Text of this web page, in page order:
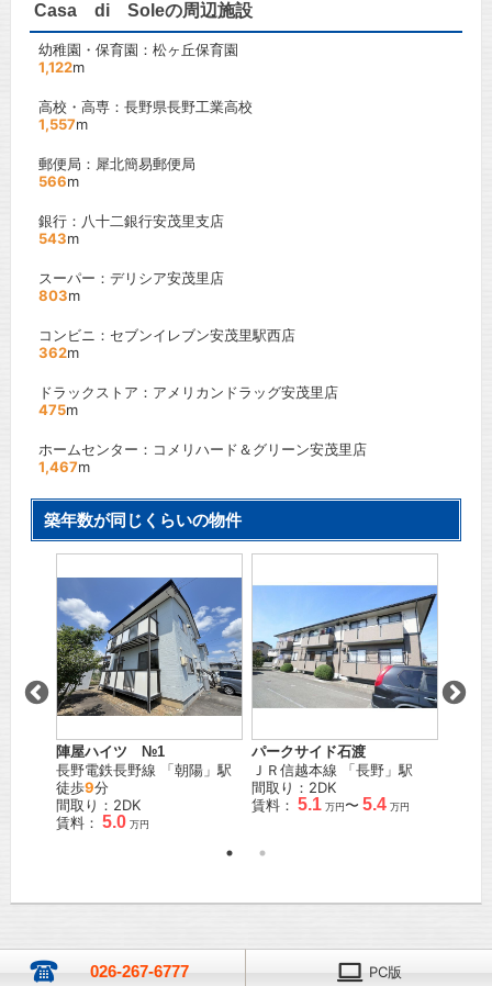
Casa di Soleの周辺施設
幼稚園・保育園：松ヶ丘保育園
1,122m
高校・高専：長野県長野工業高校
1,557m
郵便局：犀北簡易郵便局
566m
銀行：八十二銀行安茂里支店
543m
スーパー：デリシア安茂里店
803m
コンビニ：セブンイレブン安茂里駅西店
362m
ドラックストア：アメリカンドラッグ安茂里店
475m
ホームセンター：コメリハード＆グリーン安茂里店
1,467m
築年数が同じくらいの物件
陣屋ハイツ №1
長野電鉄長野線 「朝陽 」駅
徒歩9分
間取り：2DK
賃料： 5.0 万円
パークサイド石渡
ＪＲ信越本線 「長野 」駅
間取り：2DK
賃料： 5.1 万円〜 5.4 万円
026-267-6777 PC版